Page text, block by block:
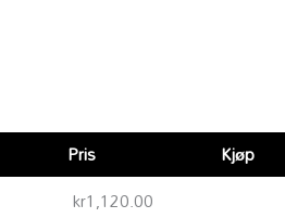
Pris
Kjøp
kr1,120.00